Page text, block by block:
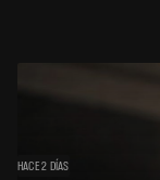
HACE 2 DÍAS